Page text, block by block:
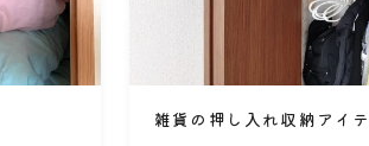
雑貨の押し入れ収納アイ